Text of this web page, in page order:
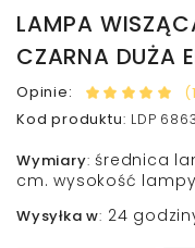
LAMPA
CZARNA DUŻA
Opinie:
Kod produktu: LDP
Wymiary: średnica
cm. wysokość
Wysyłka w: 24